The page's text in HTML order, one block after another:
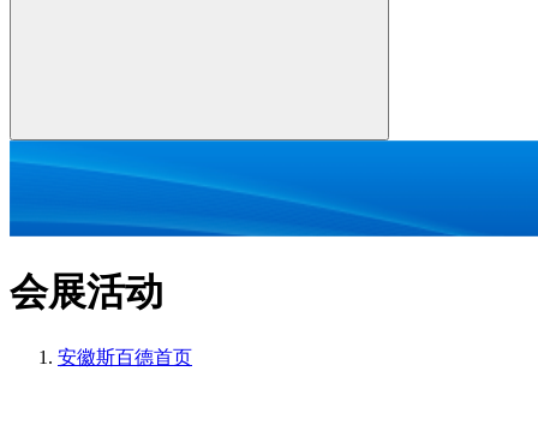
会展活动
安徽斯百德首页